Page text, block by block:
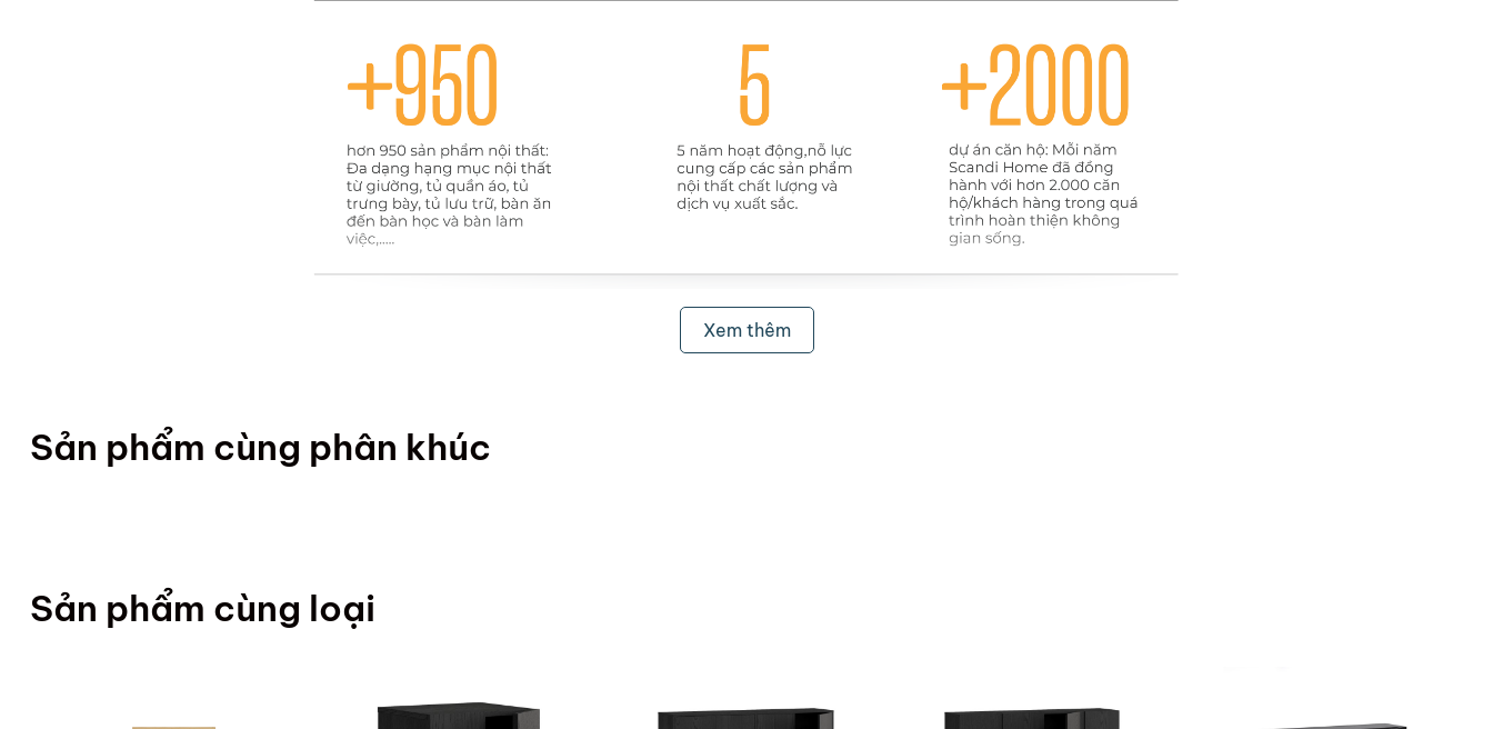
Xem thêm
Sản phẩm cùng phân khúc
Sản phẩm cùng loại